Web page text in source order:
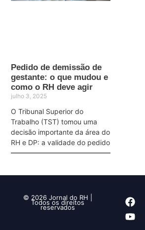
Pedido de demissão de
gestante: o que mudou e
como o RH deve agir
julho 3, 2025
O Tribunal Superior do
Trabalho (TST) tomou uma
decisão importante da área do
RH e DP: a validade do pedido
© 2026 Jornal do RH |
Todos os direitos
reservados